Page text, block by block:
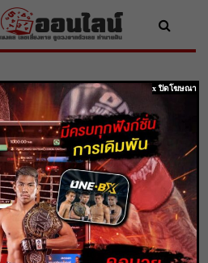
x ปิดโฆษณา